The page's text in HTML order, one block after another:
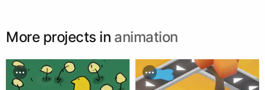
More projects in animation